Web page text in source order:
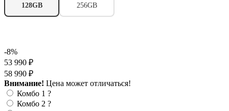
128GB 256GB
-8%
53 990 ₽
58 990 ₽
Внимание! Цена может отличаться!
Комбо 1 ?
Комбо 2 ?